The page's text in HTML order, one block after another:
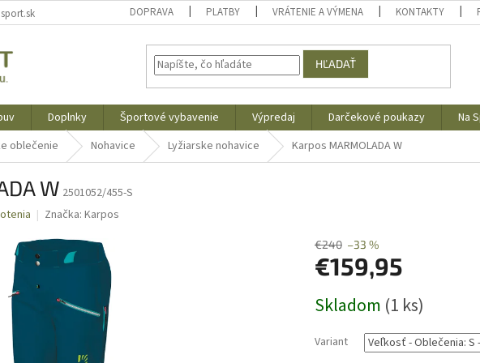
DOPRAVA PLATBY VRÁTENIE A VÝMENA KONTAKTY
HĽADAŤ
Doplnky Športové vybavenie Výpredaj Darčekové poukazy Na
oblečenie Nohavice Lyžiarske nohavice Karpos MARMOLADA W
W 2501052/455-S
Značka: Karpos
€240 –33 %
€159,95
cena:
Skladom (1 ks)
Variant